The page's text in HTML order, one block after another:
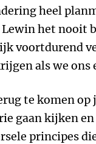
heel
het nooit
voortdurend
als we ons
te komen op
gaan kijken
principes